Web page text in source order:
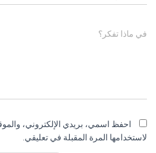
في ماذا تفكر؟
احفظ اسمي، بريدي الإلكتروني،
لاستخدامها المرة المقبلة في تعليقي.